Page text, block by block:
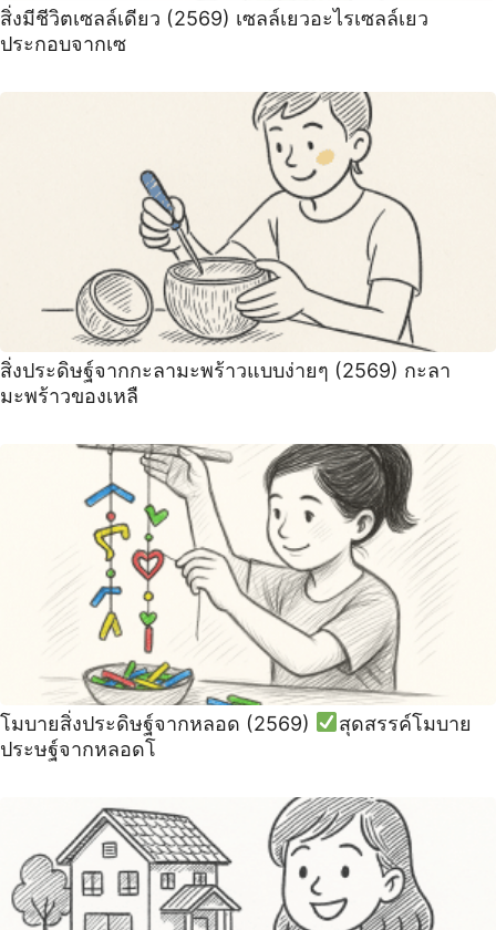
สิ่งมีชีวิตเซลล์เดียว (2569) เซลล์เยวอะไรเซลล์เยว
ประกอบจากเซ
สิ่งประดิษฐ์จากกะลามะพร้าวแบบง่ายๆ (2569) กะลา
มะพร้าวของเหลื
โมบายสิ่งประดิษฐ์จากหลอด (2569)
สุดสรรค์โมบาย
ประษฐ์จากหลอดโ